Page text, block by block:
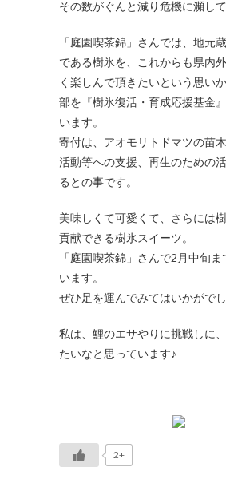
その数がぐんと減り危機に瀕して
「庭園喫茶錦」さんでは、地元
である樹氷を、これからも県内
く楽しんで頂きたいという思い
部を『樹氷復活・育成応援基金
います。
寄付は、アオモリトドマツの苗
活動等への支援、再生のための
るとの事です。
美味しくて可愛くて、さらには
貢献できる樹氷スイーツ。
「庭園喫茶錦」さんで2月中旬
います。
ぜひ足を運んでみてはいかがで
私は、鯉のエサやりに挑戦しに
たいなと思っています♪
2+